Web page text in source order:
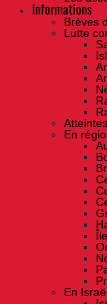
Informations
Brèves
Lutte
En
En